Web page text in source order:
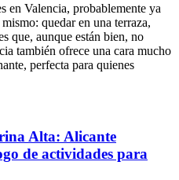
en Valencia, probablemente ya
quedar en una terraza,
que, aunque están bien, no
también ofrece una cara mucho
perfecta para quienes
Alta: Alicante
de actividades para